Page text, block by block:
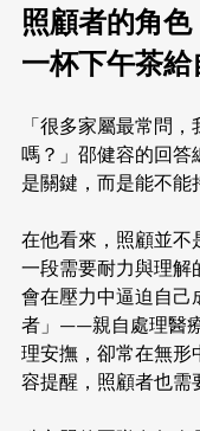
照顧者的角
一杯下午茶給
「很多家屬最常問
嗎？」邵健容的回答
是關鍵，而是能不能
在他看來，照顧並不
一段需要耐力與理解
會在壓力中逼迫自己
者」——親自處理醫
理安撫，卻常在無形
容提醒，照顧者也需